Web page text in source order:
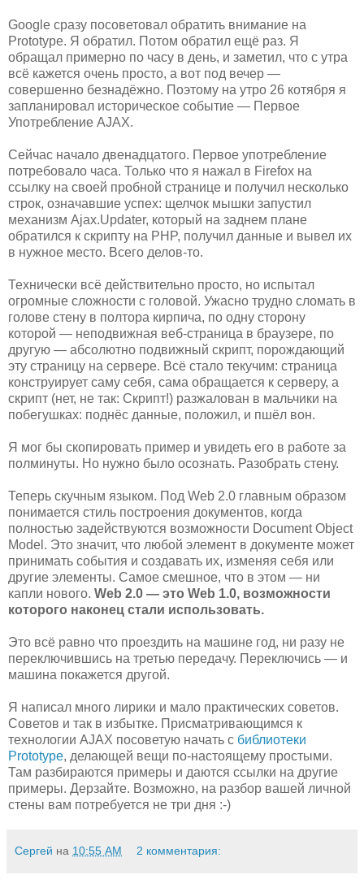
Google сразу посоветовал обратить внимание на
Prototype. Я обратил. Потом обратил ещё раз. Я
обращал примерно по часу в день, и заметил, что с утра
всё кажется очень просто, а вот под вечер —
совершенно безнадёжно. Поэтому на утро 26 котября я
запланировал историческое событие — Первое
Употребление AJAX.
Сейчас начало двенадцатого. Первое употребление
потребовало часа. Только что я нажал в Firefox на
ссылку на своей пробной странице и получил несколько
строк, означавшие успех: щелчок мышки запустил
механизм Ajax.Updater, который на заднем плане
обратился к скрипту на PHP, получил данные и вывел их
в нужное место. Всего делов-то.
Технически всё действительно просто, но испытал
огромные сложности с головой. Ужасно трудно сломать в
голове стену в полтора кирпича, по одну сторону
которой — неподвижная веб-страница в браузере, по
другую — абсолютно подвижный скрипт, порождающий
эту страницу на сервере. Всё стало текучим: страница
конструирует саму себя, сама обращается к серверу, а
скрипт (нет, не так: Скрипт!) разжалован в мальчики на
побегушках: поднёс данные, положил, и пшёл вон.
Я мог бы скопировать пример и увидеть его в работе за
полминуты. Но нужно было осознать. Разобрать стену.
Теперь скучным языком. Под Web 2.0 главным образом
понимается стиль построения документов, когда
полностью задействуются возможности Document Object
Model. Это значит, что любой элемент в документе может
принимать события и создавать их, изменяя себя или
другие элементы. Самое смешное, что в этом — ни
капли нового. Web 2.0 — это Web 1.0, возможности
которого наконец стали использовать.
Это всё равно что проездить на машине год, ни разу не
переключившись на третью передачу. Переключись — и
машина покажется другой.
Я написал много лирики и мало практических советов.
Советов и так в избытке. Присматривающимся к
технологии AJAX посоветую начать с библиотеки
Prototype, делающей вещи по-настоящему простыми.
Там разбираются примеры и даются ссылки на другие
примеры. Дерзайте. Возможно, на разбор вашей личной
стены вам потребуется не три дня :-)
Сергей на 10:55 AM 2 комментария: